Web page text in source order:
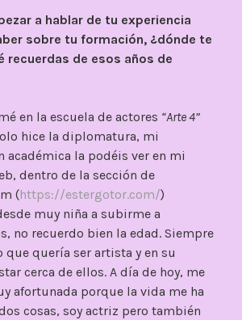
a hablar de tu experiencia
sobre tu formación, ¿dónde te
recuerdas de esos años de
en la escuela de actores “Arte 4”
hice la diplomatura, mi
académica la podéis ver en mi
dentro de la sección de
(https://estergotor.com/)
muy niña a subirme a
no recuerdo bien la edad. Siempre
que quería ser artista y en su
cerca de ellos. A día de hoy, me
afortunada porque la vida me ha
cosas, soy actriz pero también